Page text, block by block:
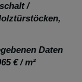
/
Daten
€ / m²